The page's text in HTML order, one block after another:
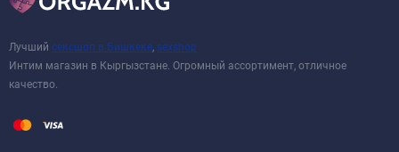
Лучший сексшоп в Бишкеке, sexshop
Интим магазин в Кыргызстане. Огромный ассортимент, отличное
качество.